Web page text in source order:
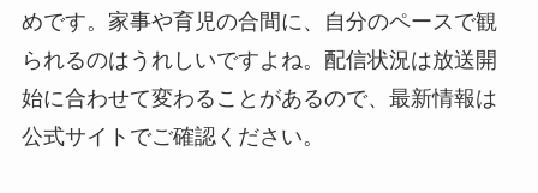
めです。家事や育児の合間に、自分のペースで観
られるのはうれしいですよね。配信状況は放送開
始に合わせて変わることがあるので、最新情報は
公式サイトでご確認ください。